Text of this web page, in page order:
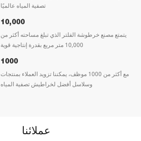
تصفية المياه عالميًا
10,000
يتمتع مصنع خرطوشة الفلتر الذي تبلغ مساحته أكثر من
10,000 متر مربع بقدرة إنتاجية قوية
1000
مع أكثر من 1000 موظف، يمكننا تزويد العملاء بمنتجات
وسلاسل أفضل لخراطيش تصفية المياه
عملائنا